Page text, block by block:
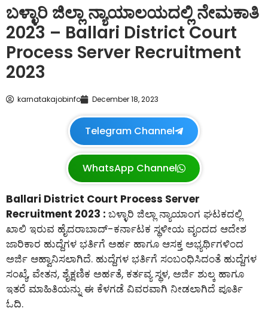
ಬಳ್ಳಾರಿ ಜಿಲ್ಲಾ ನ್ಯಾಯಾಲಯದಲ್ಲಿ ನೇಮಕಾತಿ
2023 – Ballari District Court
Process Server Recruitment
2023
karnatakajobinfo December 18, 2023
Telegram Channel
WhatsApp Channel
Ballari District Court Process Server
Recruitment 2023 : ಬಳ್ಳಾರಿ ಜಿಲ್ಲಾ ನ್ಯಾಯಾಂಗ ಘಟಕದಲ್ಲಿ
ಖಾಲಿ ಇರುವ ಹೈದರಾಬಾದ್-ಕರ್ನಾಟಕ ಸ್ಥಳೀಯ ವೃಂದದ ಆದೇಶ
ಜಾರಿಕಾರ ಹುದ್ದೆಗಳ ಭರ್ತಿಗೆ ಅರ್ಹ ಹಾಗೂ ಆಸಕ್ತ ಅಭ್ಯರ್ಥಿಗಳಿಂದ
ಅರ್ಜಿ ಆಹ್ವಾನಿಸಲಾಗಿದೆ. ಹುದ್ದೆಗಳ ಭರ್ತಿಗೆ ಸಂಬಂಧಿಸಿದಂತೆ ಹುದ್ದೆಗಳ
ಸಂಖ್ಯೆ, ವೇತನ, ಶೈಕ್ಷಣಿಕ ಅರ್ಹತೆ, ಕರ್ತವ್ಯ ಸ್ಥಳ, ಅರ್ಜಿ ಶುಲ್ಕ ಹಾಗೂ
ಇತರೆ ಮಾಹಿತಿಯನ್ನು ಈ ಕೆಳಗಡೆ ವಿವರವಾಗಿ ನೀಡಲಾಗಿದೆ ಪೂರ್ತಿ
ಓದಿ.